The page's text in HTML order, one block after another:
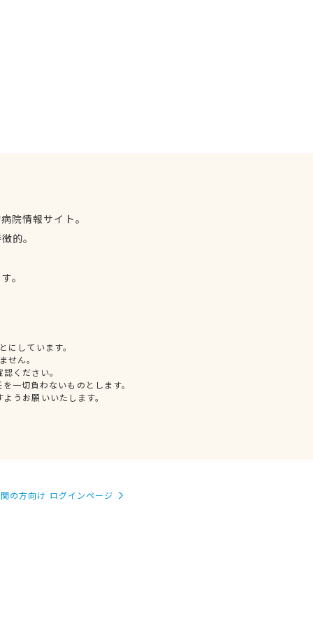
院情報サイト。
的。
。
しています。
せん。
ください。
一切負わないものとします。
うお願いいたします。
の方向け ログインページ